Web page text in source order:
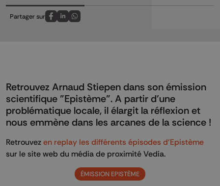
Partager sur
Partagez sur FaceBook
Partagez sur LinkedIn
Partagez sur Whatsapp
Retrouvez Arnaud Stiepen dans son émission
scientifique "Epistème". A partir d’une
problématique locale, il élargit la réflexion et
nous emmène dans les arcanes de la science !
Retrouvez en replay les différents épisodes d'Epistème
sur le site web du média de proximité Vedia.
ÉMISSION EPISTÈME